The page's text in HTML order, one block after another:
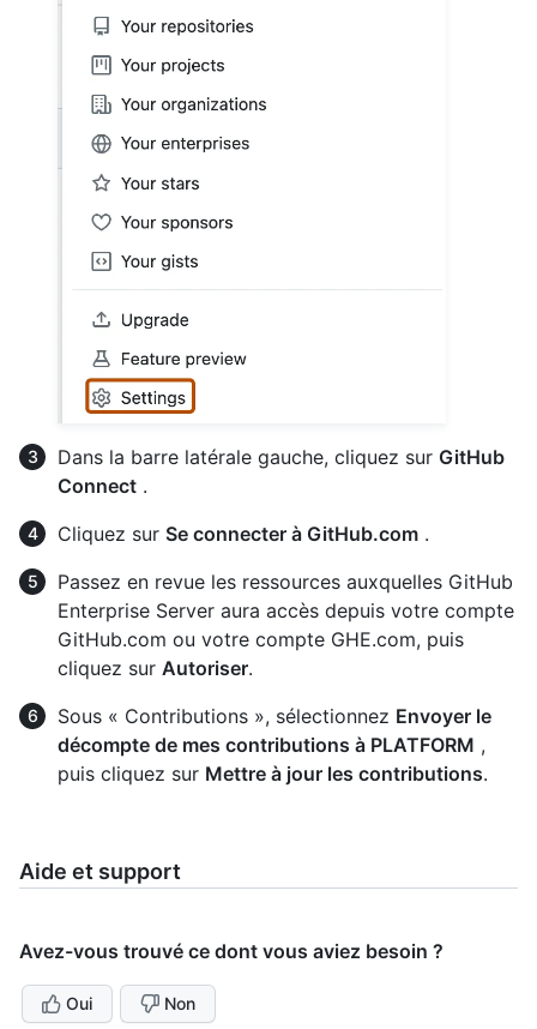
Dans la barre latérale gauche, cliquez sur GitHub
Connect .
Cliquez sur Se connecter à GitHub.com .
Passez en revue les ressources auxquelles GitHub
Enterprise Server aura accès depuis votre compte
GitHub.com ou votre compte GHE.com, puis
cliquez sur Autoriser.
Sous « Contributions », sélectionnez Envoyer le
décompte de mes contributions à PLATFORM ,
puis cliquez sur Mettre à jour les contributions.
Aide et support
Avez-vous trouvé ce dont vous aviez besoin ?
Oui Non